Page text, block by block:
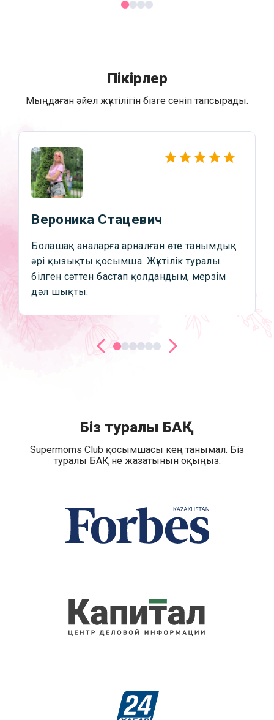
Пікірлер
Мыңдаған әйел жүктілігін бізге сеніп тапсырады.
Вероника Стацевич
Болашақ аналарға арналған өте танымдық
әрі қызықты қосымша. Жүктілік туралы
білген сәттен бастап қолдандым, мерзім
дәл шықты.
Біз туралы БАҚ
Supermoms Club қосымшасы кең танымал. Біз
туралы БАҚ не жазатынын оқыңыз.